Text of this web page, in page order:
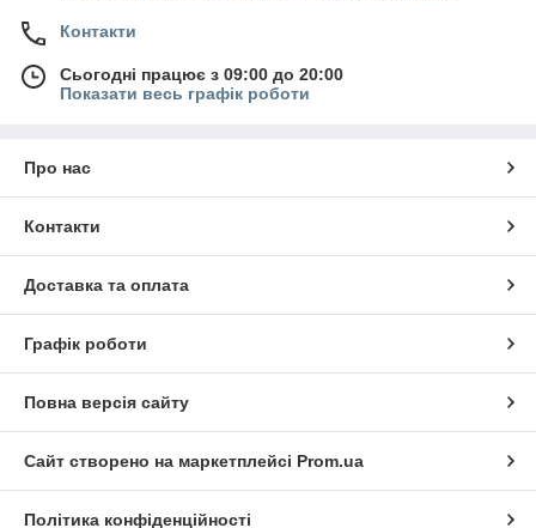
Контакти
Сьогодні працює з 09:00 до 20:00
Показати весь графік роботи
Про нас
Контакти
Доставка та оплата
Графік роботи
Повна версія сайту
Сайт створено на маркетплейсі Prom.ua
Політика конфіденційності